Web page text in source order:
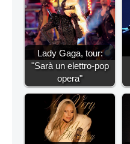
Lady Gaga, tour:
"Sarà un elettro-pop
opera"